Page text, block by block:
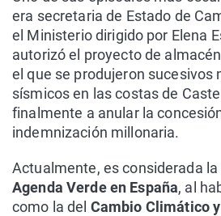
era secretaria de Estado de
el Ministerio dirigido por Elena
autorizó el proyecto de
el que se produjeron sucesivos
sísmicos en las costas de
finalmente a anular la
indemnización millonaria.
Actualmente, es considerada la
Agenda Verde en España, al
como la del Cambio Climático